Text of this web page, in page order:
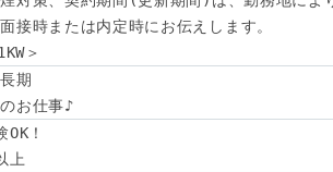
接時または内定時にお伝えします。
＞
期
お仕事♪
！
上